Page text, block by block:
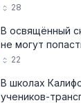
28
В освящённый
не могут
22
В школах
учеников-